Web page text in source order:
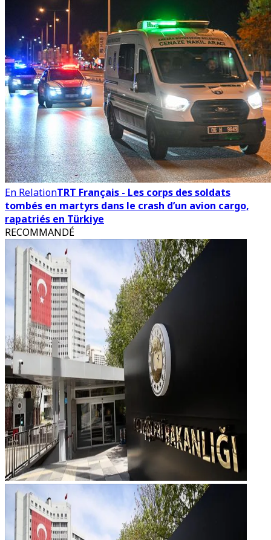
En RelationTRT Français - Les corps des soldats
tombés en martyrs dans le crash d’un avion cargo,
rapatriés en Türkiye
RECOMMANDÉ